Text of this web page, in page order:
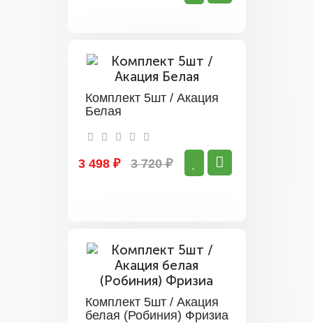
Комплект 5шт / Акация
Белая
3 498 ₽ 3 720 ₽
Комплект 5шт / Акация
белая (Робиния) Фризиа